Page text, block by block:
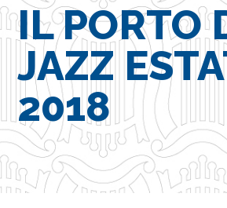
IL PORTO
JAZZ
2018